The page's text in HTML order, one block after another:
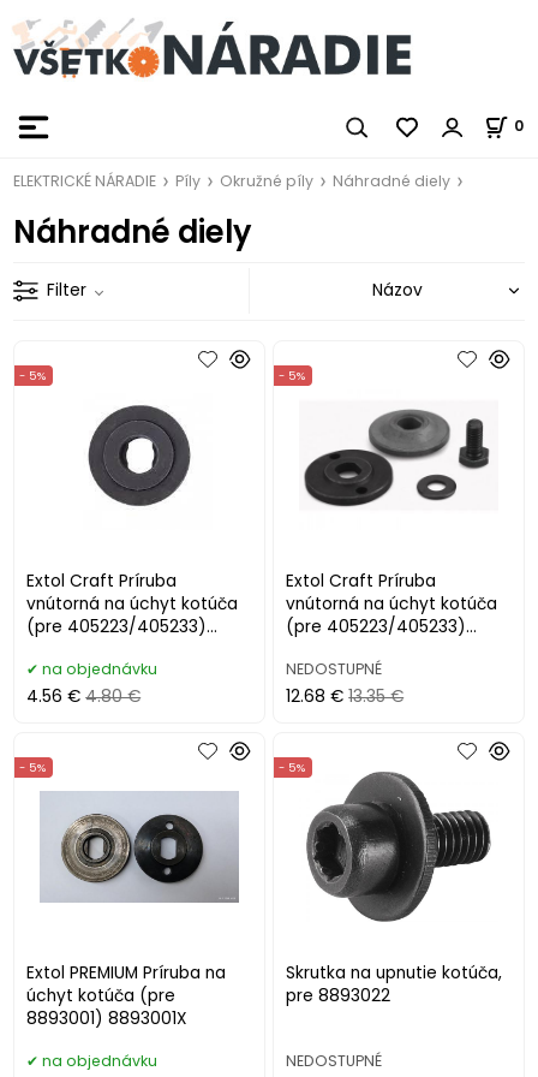
0
ELEKTRICKÉ NÁRADIE Píly Okružné píly Náhradné diely
Náhradné diely
Filter
Extol Craft Príruba
vnútorná na úchyt kotúča
(pre 405223/405233)
- 5%
na objednávku
4.56 € 4.80 €
Extol Craft Príruba
vnútorná na úchyt kotúča
(pre 405223/405233)
- 5%
NEDOSTUPNÉ
12.68 € 13.35 €
Extol PREMIUM Príruba na
úchyt kotúča (pre
8893001) 8893001X
- 5%
na objednávku
Skrutka na upnutie kotúča,
pre 8893022
- 5%
NEDOSTUPNÉ